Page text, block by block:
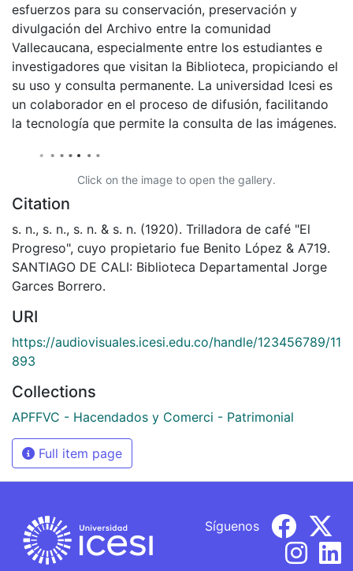
esfuerzos para su conservación, preservación y
divulgación del Archivo entre la comunidad
Vallecaucana, especialmente entre los estudiantes e
investigadores que visitan la Biblioteca, propiciando el
su uso y consulta permanente. La universidad Icesi es
un colaborador en el proceso de difusión, facilitando
la tecnología que permite la consulta de las imágenes.
Click on the image to open the gallery.
Citation
s. n., s. n., s. n. & s. n. (1920). Trilladora de café "El
Progreso", cuyo propietario fue Benito López & A719.
SANTIAGO DE CALI: Biblioteca Departamental Jorge
Garces Borrero.
URI
https://audiovisuales.icesi.edu.co/handle/123456789/11
893
Collections
APFFVC - Hacendados y Comerci - Patrimonial
Full item page
Síguenos